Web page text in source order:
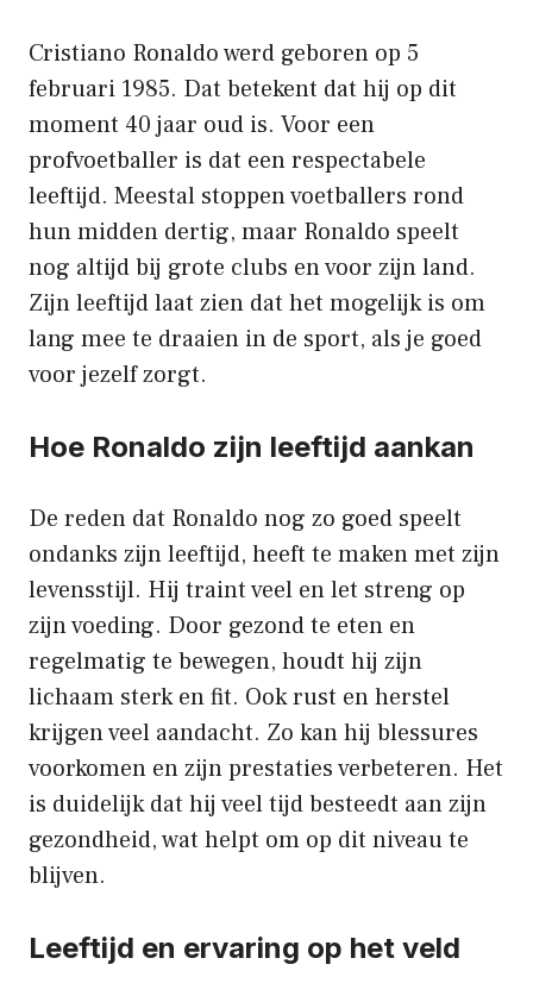
Cristiano Ronaldo werd geboren op 5
februari 1985. Dat betekent dat hij op dit
moment 40 jaar oud is. Voor een
profvoetballer is dat een respectabele
leeftijd. Meestal stoppen voetballers rond
hun midden dertig, maar Ronaldo speelt
nog altijd bij grote clubs en voor zijn land.
Zijn leeftijd laat zien dat het mogelijk is om
lang mee te draaien in de sport, als je goed
voor jezelf zorgt.
Hoe Ronaldo zijn leeftijd aankan
De reden dat Ronaldo nog zo goed speelt
ondanks zijn leeftijd, heeft te maken met zijn
levensstijl. Hij traint veel en let streng op
zijn voeding. Door gezond te eten en
regelmatig te bewegen, houdt hij zijn
lichaam sterk en fit. Ook rust en herstel
krijgen veel aandacht. Zo kan hij blessures
voorkomen en zijn prestaties verbeteren. Het
is duidelijk dat hij veel tijd besteedt aan zijn
gezondheid, wat helpt om op dit niveau te
blijven.
Leeftijd en ervaring op het veld